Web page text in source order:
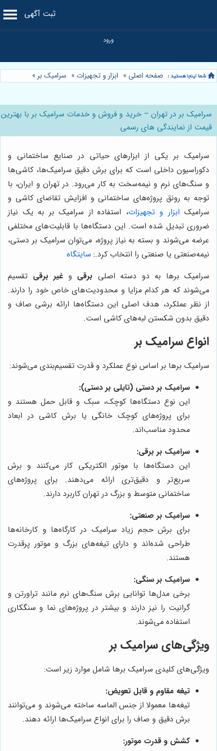
ثبت آگهی
صفحه اصلی » ابزار و تجهیزات » سرامیک بر»
سرامیک بر در تهران – خرید و فروش و خدمات سرامیک بر با بهترین
قیمت از نمایندگی های رسمی
سرامیک بر یکی از ابزارهای حیاتی در صنایع ساختمانی و
دکوراسیون داخلی است که برای برش دقیق سرامیک‌ها، کاشی‌ها
و سنگ‌های نرم و نیمه‌سخت به کار می‌رود. در تهران و ایران، با
توجه به رونق پروژه‌های ساختمانی و افزایش تقاضای کاشی و
سرامیکابزار و تجهیزات، استفاده از سرامیک بر به یک نیاز
ضروری تبدیل شده است. این دستگاه‌ها با قابلیت‌های مختلفی
عرضه می‌شوند و بسته به نیاز پروژه، می‌توان سرامیک بر دستی،
نیمه‌صنعتی یا صنعتی را انتخاب کرد.: سایتگاه
سرامیک برها به دو دسته اصلی برقی و غیر برقی تقسیم
می‌شوند که هر کدام مزایا و محدودیت‌های خاص خود را دارند.
از نظر عملکرد، هدف اصلی این دستگاه‌ها ارائه برشی صاف و
دقیق بدون شکستن لبه‌های کاشی است.
انواع سرامیک بر
سرامیک برها بر اساس نوع عملکرد و قدرت تقسیم‌بندی می‌شوند:
سرامیک بر دستی (تایلی بر دستی):
این نوع دستگاه‌ها کوچک، سبک و قابل حمل هستند و
برای پروژه‌های کوچک خانگی یا برش کاشی در ابعاد
محدود مناسب‌اند.
سرامیک بر برقی:
این دستگاه‌ها با موتور الکتریکی کار می‌کنند و برش
سریع‌تر و دقیق‌تری ارائه می‌دهند. برای پروژه‌های
ساختمانی متوسط و بزرگ در تهران کاربرد دارند.
سرامیک بر صنعتی:
برای برش حجم زیاد سرامیک در کارگاه‌ها و کارخانه‌ها
طراحی شده‌اند و دارای تیغه‌های بزرگ و موتور پرقدرت
هستند.
سرامیک بر سنگی:
برخی مدل‌ها توانایی برش سنگ‌های نرم مانند تراورتن و
گرانیت را نیز دارند و بیشتر در پروژه‌های نما و سنگکاری
استفاده می‌شوند.
ویژگی‌های سرامیک بر
ویژگی‌های کلیدی سرامیک برها شامل موارد زیر است:
تیغه مقاوم و قابل تعویض:
تیغه‌ها معمولا از جنس الماسه ساخته می‌شوند و می‌توانند
برش دقیق و صاف را برای انواع سرامیک‌ها ارائه دهند.
کشش و قدرت موتور: